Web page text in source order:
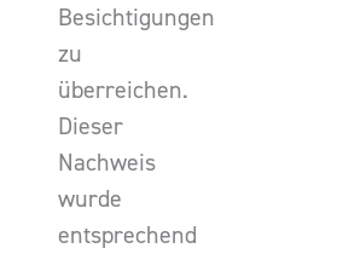
Besichtigungen
zu
überreichen.
Dieser
Nachweis
wurde
entsprechend